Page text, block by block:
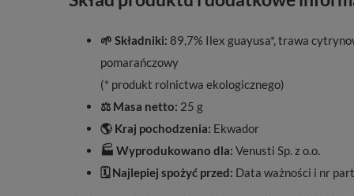
🌱 Składniki: 89,7% Ilex guayusa*, trawa
pomarańczowy
(* produkt rolnictwa ekologicznego)
⚖️ Masa netto: 25 g
🌎 Kraj pochodzenia: Ekwador
🏭 Wyprodukowano dla: Venusti Sp. z o.o.
🗓️ Najlepiej spożyć przed: Data ważności i nr